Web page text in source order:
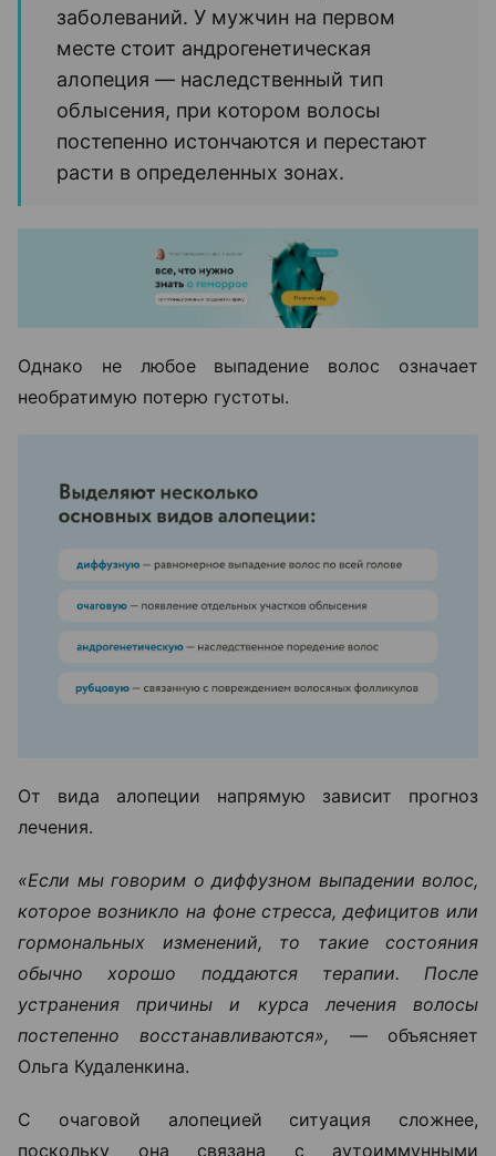
заболеваний. У мужчин на первом
месте стоит андрогенетическая
алопеция — наследственный тип
облысения, при котором волосы
постепенно истончаются и перестают
расти в определенных зонах.
Однако не любое выпадение волос означает
необратимую потерю густоты.
От вида алопеции напрямую зависит прогноз
лечения.
«Если мы говорим о диффузном выпадении волос,
которое возникло на фоне стресса, дефицитов или
гормональных изменений, то такие состояния
обычно хорошо поддаются терапии. После
устранения причины и курса лечения волосы
постепенно восстанавливаются», —объясняет
Ольга Кудаленкина.
С очаговой алопецией ситуация сложнее,
поскольку она связана с аутоиммунными